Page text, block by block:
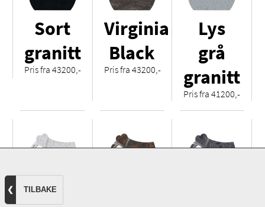
Sort
granitt
Pris fra 43200,-
Virginia
Black
Pris fra 43200,-
Lys
grå
granitt
Pris fra 41200,-
Hvit
❮ TILBAKE